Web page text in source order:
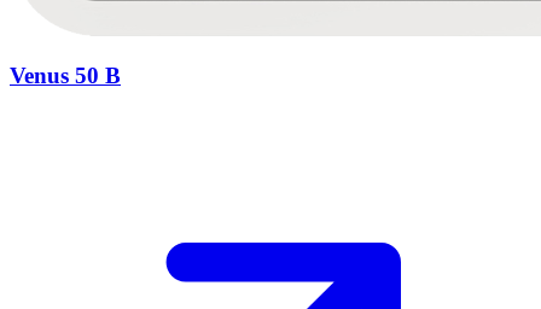
Venus 50 B